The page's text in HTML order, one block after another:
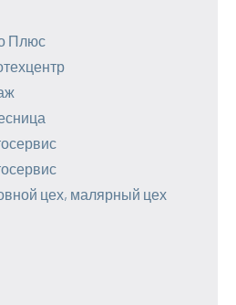
Плюс
цех, малярный цех